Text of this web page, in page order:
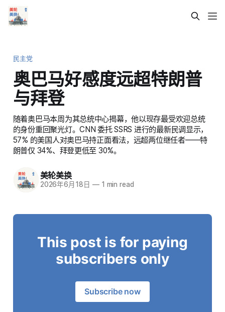
民主党
奥巴马好感度远超特朗普
与拜登
随着奥巴马本周为其总统中心揭幕，他以现存最受欢迎总统
的身份重回聚光灯。CNN 委托 SSRS 进行的最新民调显示，
57% 的美国人对奥巴马持正面看法，远超两位继任者——特
朗普仅 34%、拜登更低至 30%。
美轮美换
2026年6月18日 —1 min read
This post is for paying
subscribers only
Subscribe now